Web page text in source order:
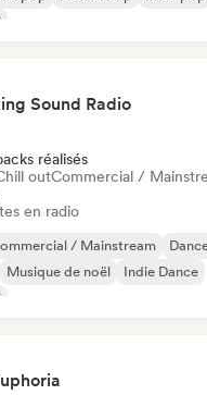
Sound Radio
réalisés
outCommercial /
en radio
/ Mainstream
Musique de noël
Indie Dance